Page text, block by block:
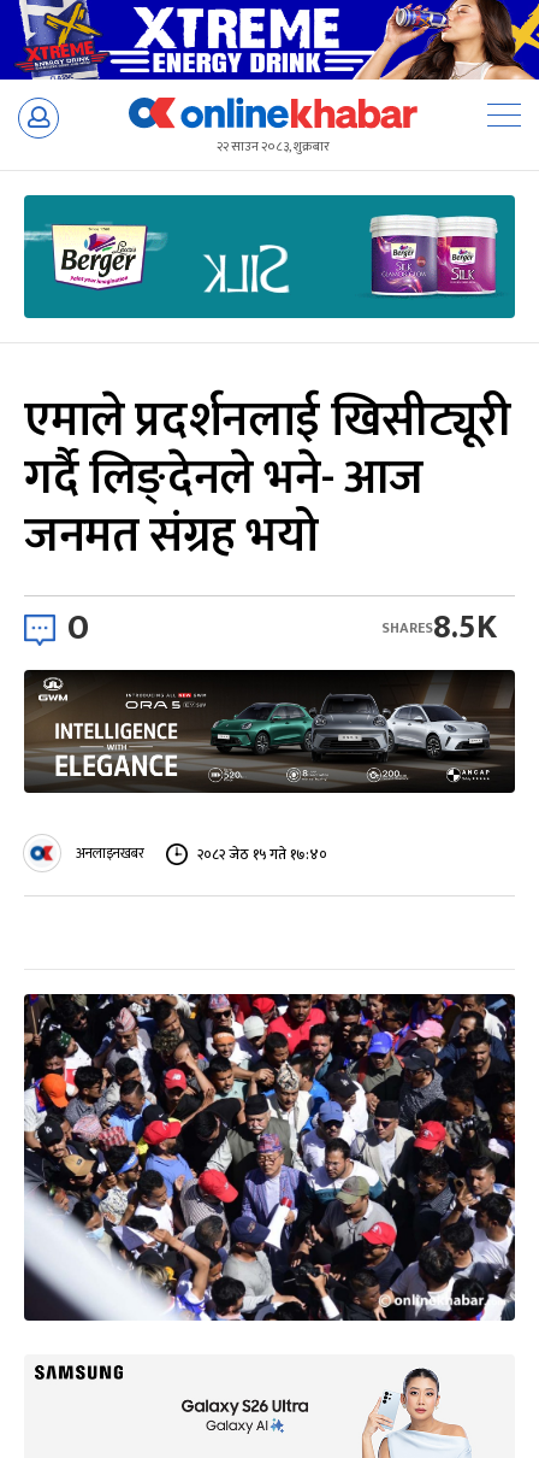
Skip
२२ साउन २०८३, शुक्रबार
एमाले प्रदर्शनलाई खिसीट्यूरी
गर्दै लिङ्देनले भने- आज
जनमत संग्रह भयो
0 8.5K
SHARES
अनलाइनखबर २०८२ जेठ १५ गते १७:४०